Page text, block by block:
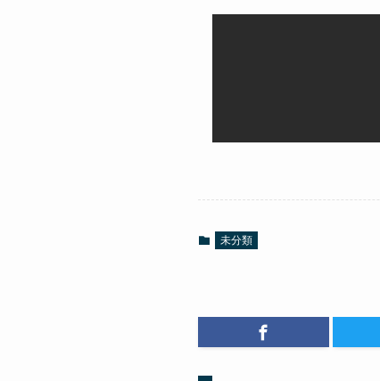
未分類